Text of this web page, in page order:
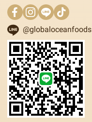
@globaloceanfoods